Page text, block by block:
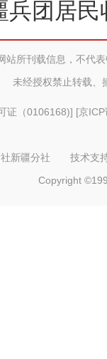
兵团居
站所刊载信息，不代
未经授权禁止转载、
证（0106168)] [京
社新疆分社 技术
Copyright